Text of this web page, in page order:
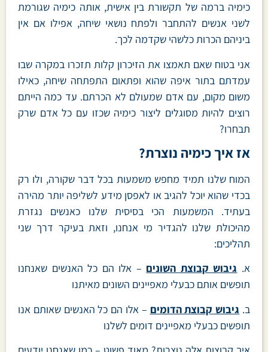
כימיה ברמה של תקשורת בין אישית, אותה כימיה שגורמת
לשני אנשים להתחבר ולפתח נושאי שיחה, אפילו אם אין
ביניהם הכרות כלשהי שקדמה לכך.
אני בטוח שאם תאמצו את הזיכרון קלות תזכרו במקרה שבו
עמדתם בתור איפה שהוא ופתאום התפתחה שיחה, כאילו
משום מקום, עם אדם שמעולם לא הכרתם. עד כמה הייתם
רוצים להיות מסוגלים ליצור כימיה שכזו עם כל אדם שרק
תבחרו?
אז איך כימיה נוצרת?
המוח שלנו תמיד מחפש משמעות בכל דבר שקורה, ולו רק
בכדי שהוא יוכל להגיב או לאפסן מידע לשליפה יותר מהירה
בעתיד. המשמעות הכי בסיסית שלנו כאנשים נגזרת
מהיכולת שלנו להגדיר מי אנחנו, וזאת בעיקר דרך שני
תהליכים:
א. גיבוש קבוצת השונים – אלו הם כל האנשים שאנחנו
תופשים אותם כבעלי מאפיינים השונים מאיתנו
ב. גיבוש קבוצת הדומים – אלו הם כל האנשים שאותם אנו
תופשים כבעלי מאפיינים דומים לשלנו